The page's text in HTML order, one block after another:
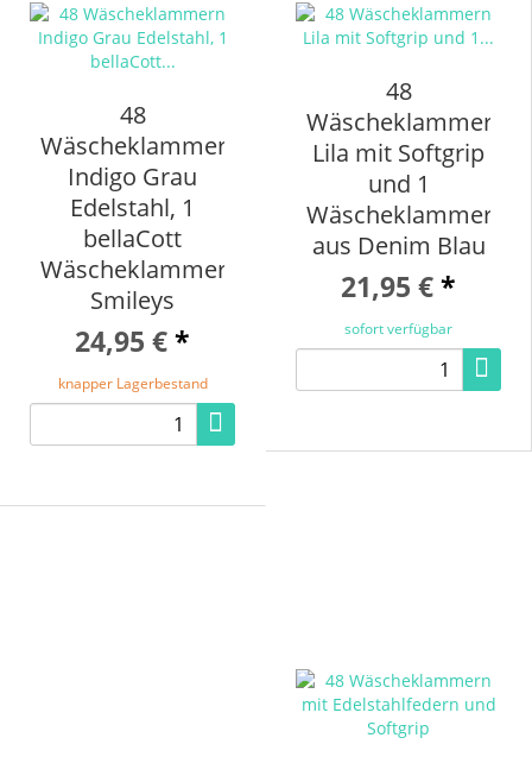
48
Wäscheklammern
Indigo Grau
Edelstahl, 1
bellaCott
Wäscheklammerbeutel
Smileys
24,95 €*
knapper Lagerbestand
48
Wäscheklammern
Lila mit Softgrip
und 1
aus Denim Blau
21,95 €*
sofort verfügbar